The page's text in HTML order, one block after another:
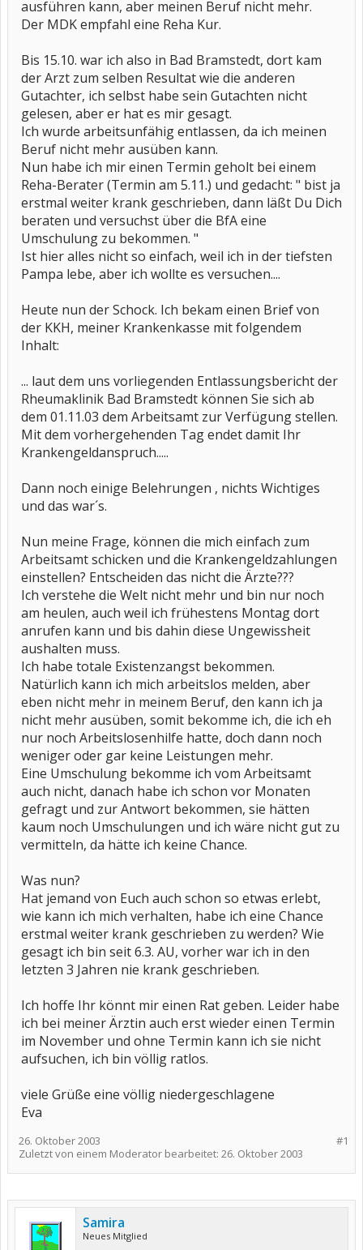
ausführen kann, aber meinen Beruf nicht mehr.
Der MDK empfahl eine Reha Kur.
Bis 15.10. war ich also in Bad Bramstedt, dort kam
der Arzt zum selben Resultat wie die anderen
Gutachter, ich selbst habe sein Gutachten nicht
gelesen, aber er hat es mir gesagt.
Ich wurde arbeitsunfähig entlassen, da ich meinen
Beruf nicht mehr ausüben kann.
Nun habe ich mir einen Termin geholt bei einem
Reha-Berater (Termin am 5.11.) und gedacht: " bist ja
erstmal weiter krank geschrieben, dann läßt Du Dich
beraten und versuchst über die BfA eine
Umschulung zu bekommen. "
Ist hier alles nicht so einfach, weil ich in der tiefsten
Pampa lebe, aber ich wollte es versuchen....
Heute nun der Schock. Ich bekam einen Brief von
der KKH, meiner Krankenkasse mit folgendem
Inhalt:
... laut dem uns vorliegenden Entlassungsbericht der
Rheumaklinik Bad Bramstedt können Sie sich ab
dem 01.11.03 dem Arbeitsamt zur Verfügung stellen.
Mit dem vorhergehenden Tag endet damit Ihr
Krankengeldanspruch.....
Dann noch einige Belehrungen , nichts Wichtiges
und das war´s.
Nun meine Frage, können die mich einfach zum
Arbeitsamt schicken und die Krankengeldzahlungen
einstellen? Entscheiden das nicht die Ärzte???
Ich verstehe die Welt nicht mehr und bin nur noch
am heulen, auch weil ich frühestens Montag dort
anrufen kann und bis dahin diese Ungewissheit
aushalten muss.
Ich habe totale Existenzangst bekommen.
Natürlich kann ich mich arbeitslos melden, aber
eben nicht mehr in meinem Beruf, den kann ich ja
nicht mehr ausüben, somit bekomme ich, die ich eh
nur noch Arbeitslosenhilfe hatte, doch dann noch
weniger oder gar keine Leistungen mehr.
Eine Umschulung bekomme ich vom Arbeitsamt
auch nicht, danach habe ich schon vor Monaten
gefragt und zur Antwort bekommen, sie hätten
kaum noch Umschulungen und ich wäre nicht gut zu
vermitteln, da hätte ich keine Chance.
Was nun?
Hat jemand von Euch auch schon so etwas erlebt,
wie kann ich mich verhalten, habe ich eine Chance
erstmal weiter krank geschrieben zu werden? Wie
gesagt ich bin seit 6.3. AU, vorher war ich in den
letzten 3 Jahren nie krank geschrieben.
Ich hoffe Ihr könnt mir einen Rat geben. Leider habe
ich bei meiner Ärztin auch erst wieder einen Termin
im November und ohne Termin kann ich sie nicht
aufsuchen, ich bin völlig ratlos.
viele Grüße eine völlig niedergeschlagene
Eva
#1
26. Oktober 2003
Zuletzt von einem Moderator bearbeitet: 26. Oktober 2003
Samira
Neues Mitglied